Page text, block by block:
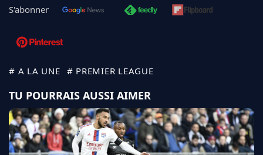
S'abonner
# A LA UNE # PREMIER LEAGUE
TU POURRAIS AUSSI AIMER